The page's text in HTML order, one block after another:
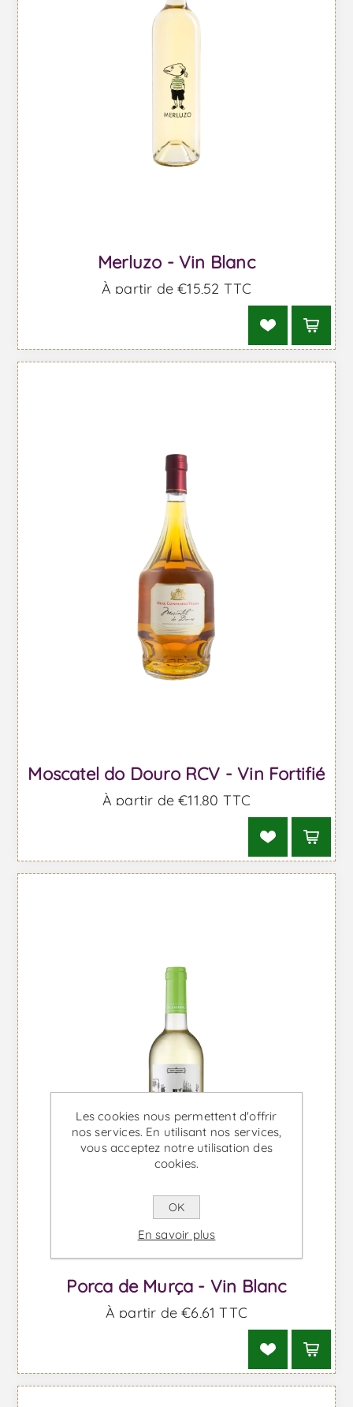
Merluzo - Vin Blanc
À partir de €15,52 TTC
Moscatel do Douro RCV - Vin Fortifié
À partir de €11,80 TTC
Porca de Murça - Vin Blanc
À partir de €6,61 TTC
Les cookies nous permettent d'offrir
nos services. En utilisant nos services,
vous acceptez notre utilisation des
cookies.
OK
En savoir plus